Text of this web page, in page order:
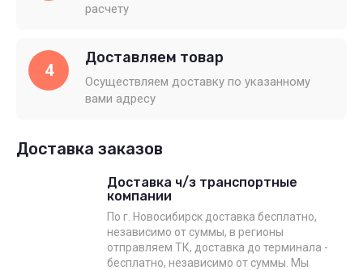
расчету
4
Доставляем товар
Осуществляем доставку по указанному
вами адресу
Доставка заказов
Доставка ч/з транспортные
компании
По г. Новосибирск доставка бесплатно,
независимо от суммы, в регионы
отправляем ТК, доставка до терминала -
бесплатно, независимо от суммы. Мы